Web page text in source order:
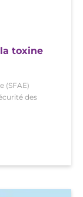
toxine
(SFAE)
des